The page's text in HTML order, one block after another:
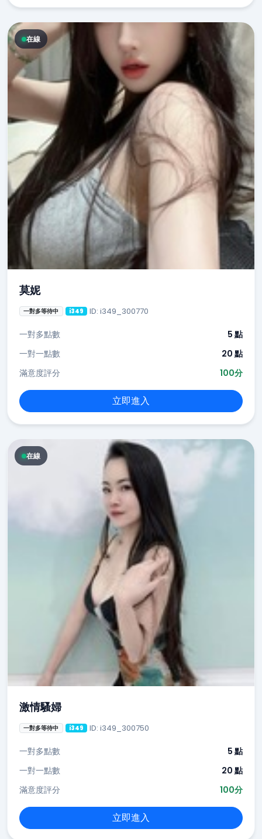
在線
莫妮
一對多等待中 i349 ID: i349_300770
一對多點數
5 點
一對一點數
20 點
滿意度評分
100分
立即進入
在線
激情騷婦
一對多等待中 i349 ID: i349_300750
一對多點數
5 點
一對一點數
20 點
滿意度評分
100分
立即進入